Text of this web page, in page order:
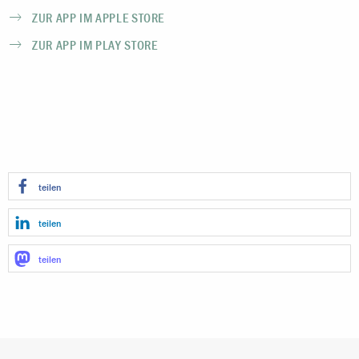
ZUR APP IM APPLE STORE
ZUR APP IM PLAY STORE
teilen
teilen
teilen